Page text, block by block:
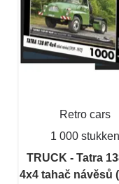
Retro cars
1 000 stukken
TRUCK - Tatra
4x4 tahač návěsů